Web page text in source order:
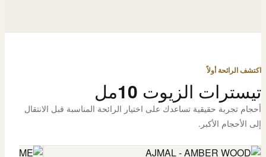
اكتشف الرائحة أولاً
تيسترات الزيوت 10مل
أحجام تجربة حقيقية تساعدك على اختيار الرائحة المناسبة قبل الانتقال
إلى الأحجام الأكبر.